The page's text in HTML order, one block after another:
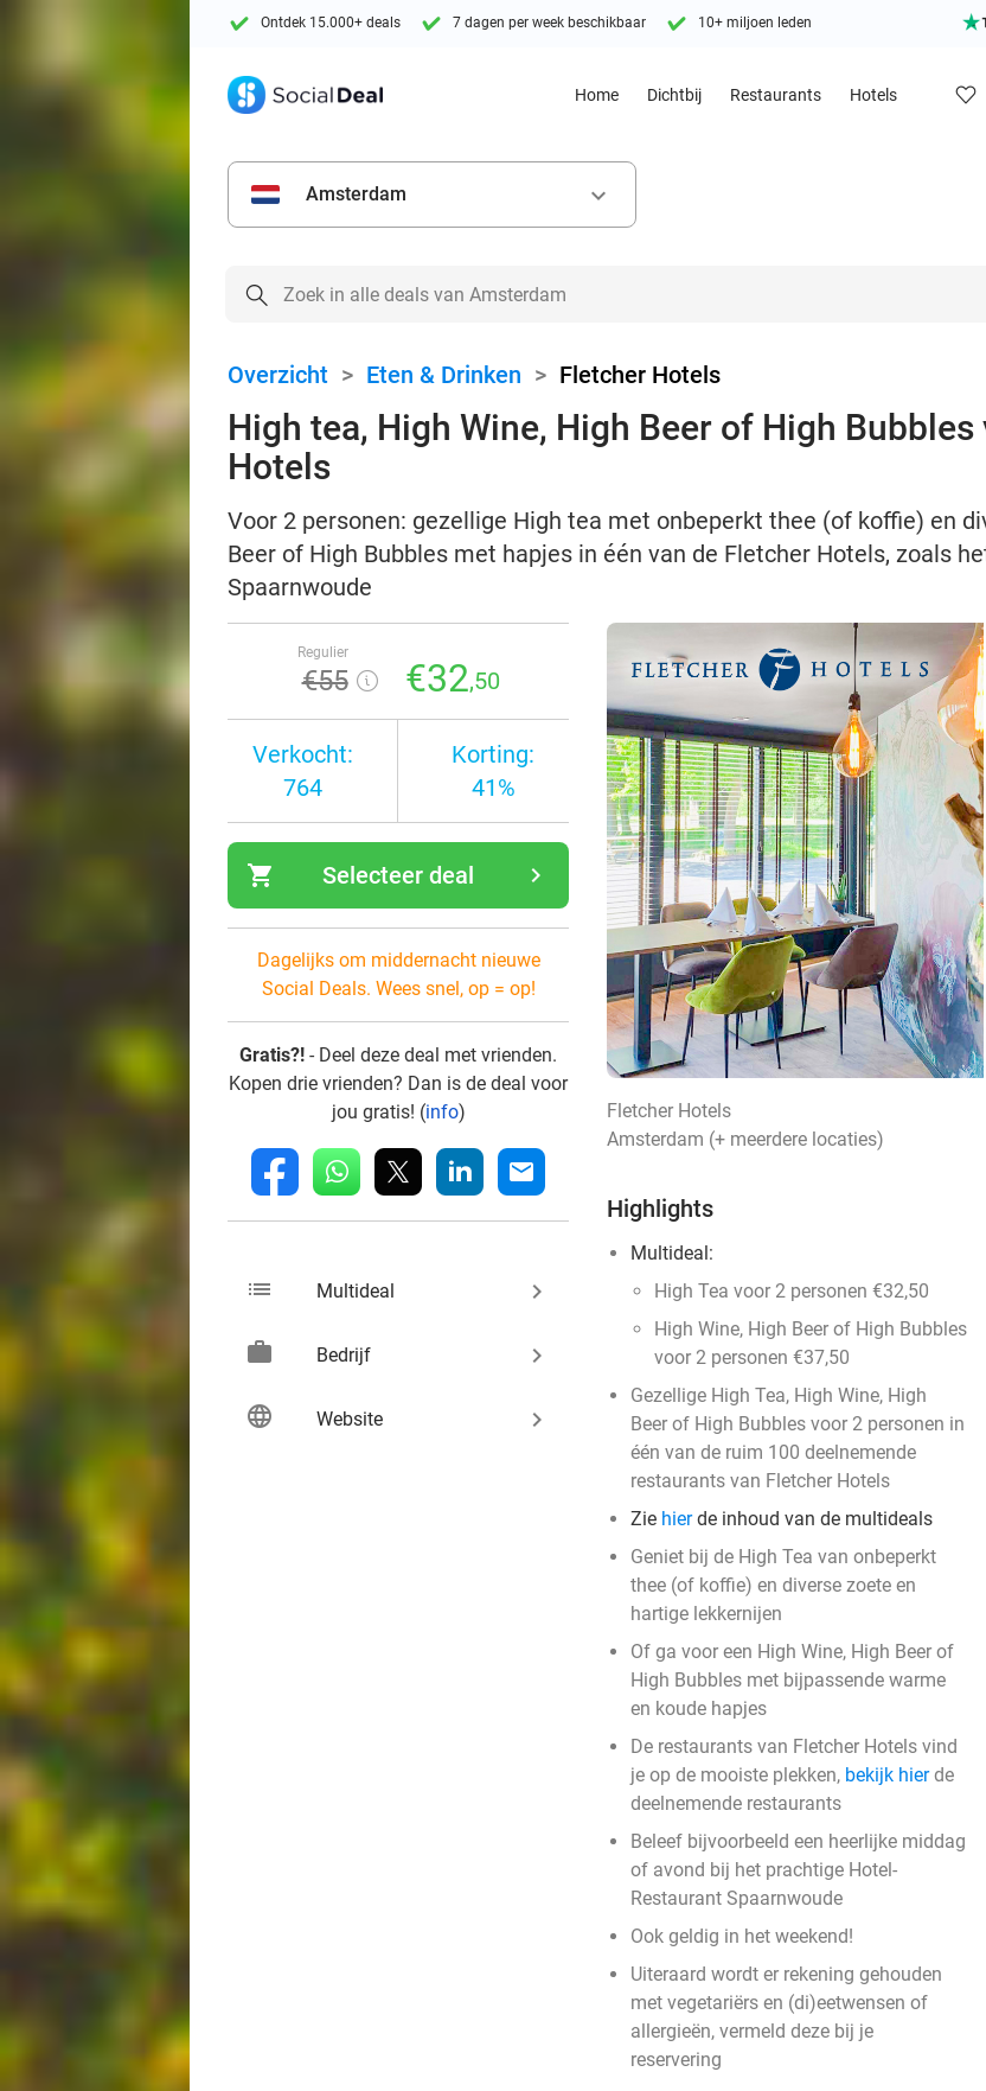
Ontdek 15.000+ deals 7 dagen per week beschikbaar 10+ miljoen leden
Home Dichtbij Restaurants Hotels
Amsterdam keyboard_arrow_down
Overzicht > Eten & Drinken > Fletcher Hotels
High tea, High Wine, High Beer of High
Hotels
Voor 2 personen: gezellige High tea met onbeperkt thee (of koffie) en
Beer of High Bubbles met hapjes in één van de Fletcher Hotels, zoals
Spaarnwoude
Regulier
€55 €32,50
Verkocht:
764
Korting:
41%
shopping_cart navigate_next
Selecteer deal
Dagelijks om middernacht nieuwe
Social Deals. Wees snel, op = op!
Gratis?! - Deel deze deal met vrienden.
Kopen drie vrienden? Dan is de deal voor
jou gratis! (info)
fb whatsapp linkedin mail
list Multideal keyboard_arrow_right
work Bedrijf keyboard_arrow_right
language Website keyboard_arrow_right
Fletcher Hotels
Amsterdam (+ meerdere locaties)
Highlights
Multideal:
High Tea voor 2 personen €32,50
High Wine, High Beer of High Bubbles
voor 2 personen €37,50
Gezellige High Tea, High Wine, High
Beer of High Bubbles voor 2 personen in
één van de ruim 100 deelnemende
restaurants van Fletcher Hotels
Zie hierde inhoud van de multideals
Geniet bij de High Tea van onbeperkt
thee (of koffie) en diverse zoete en
hartige lekkernijen
Of ga voor een High Wine, High Beer of
High Bubbles met bijpassende warme
en koude hapjes
De restaurants van Fletcher Hotels vind
je op de mooiste plekken, bekijk hierde
deelnemende restaurants
Beleef bijvoorbeeld een heerlijke middag
of avond bij het prachtige Hotel-
Restaurant Spaarnwoude
Ook geldig in het weekend!
Uiteraard wordt er rekening gehouden
met vegetariërs en (di)eetwensen of
allergieën, vermeld deze bij je
reservering